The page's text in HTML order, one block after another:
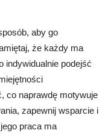
aby go
że każdy ma
indywidualnie podejść
co naprawdę motywuje
zapewnij wsparcie i
praca ma